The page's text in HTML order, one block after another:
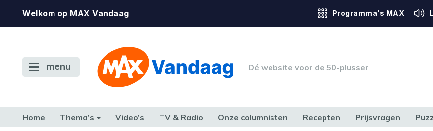
Welkom op MAX Vandaag Programma's MAX
menu Dé website voor de 50-plusser
Home Thema’s Video’s TV & Radio Onze columnisten Recepten Prijsvragen